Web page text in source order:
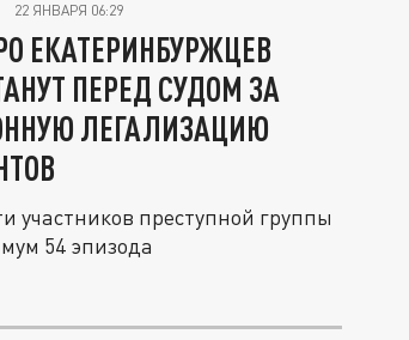
22 ЯНВАРЯ 06:29
ЕКАТЕРИНБУРЖЦЕВ
ПЕРЕД СУДОМ ЗА
ЛЕГАЛИЗАЦИЮ
участников преступной группы
54 эпизода